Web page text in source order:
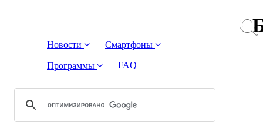
Новости Смартфоны
Программы FAQ